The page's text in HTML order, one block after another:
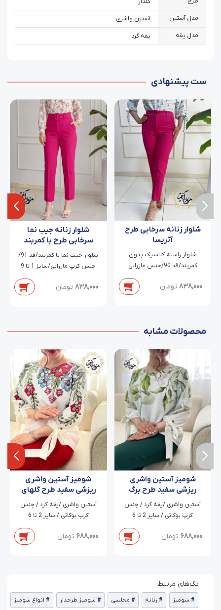
مدل آستین آستین واشری
مدل یقه یقه گرد
ست پیشنهادی
شلوار زنانه سرخابی طرح
آتریسا
شلوار راسته کلاسیک بدون
کمربند/قد 90/جنس مازراتی
838,000 تومان
شلوار زنانه جیب نما
سرخابی طرح با کمربند
دانیلا
شلوار جیب نما با کمربند/قد 91/
جنس کرپ مازراتی/سایز 1 تا 9
838,000 تومان
محصولات مشابه
شومیز آستین واشری
ریزشی سفید طرح برگ
های سبز نورا
آستین واشری /یقه گرد / جنس
کرپ بوگاتی / سایز 2 تا 6
688,000 تومان
شومیز آستین واشری
ریزشی سفید طرح گلهای
قرمز المیرا
آستین واشری /یقه گرد / جنس
کرپ بوگاتی / سایز 2 تا 6
688,000 تومان
شومیز زنانه مجلسی شومیز طرحدار انواع شومیز